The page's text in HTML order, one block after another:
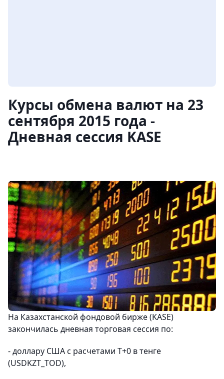
Курсы обмена валют на 23
сентября 2015 года -
Дневная сессия KASE
На Казахстанской фондовой бирже (KASE)
закончилась дневная торговая сессия по:
- доллару США с расчетами Т+0 в тенге
(USDKZT_TOD),